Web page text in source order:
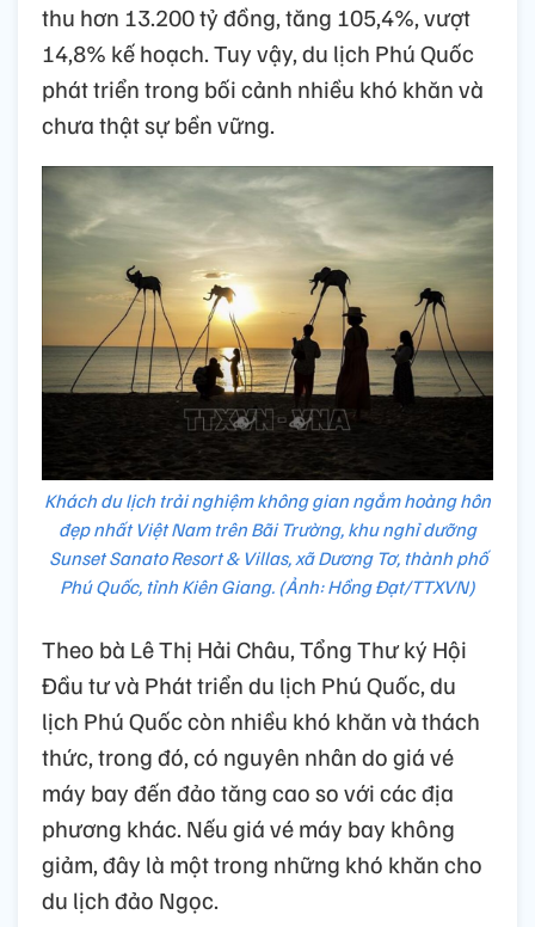
thu hơn 13.200 tỷ đồng, tăng 105,4%, vượt
14,8% kế hoạch. Tuy vậy, du lịch Phú Quốc
phát triển trong bối cảnh nhiều khó khăn và
chưa thật sự bền vững.
Khách du lịch trải nghiệm không gian ngắm hoàng hôn
đẹp nhất Việt Nam trên Bãi Trường, khu nghỉ dưỡng
Sunset Sanato Resort & Villas, xã Dương Tơ, thành phố
Phú Quốc, tỉnh Kiên Giang. (Ảnh: Hồng Đạt/TTXVN)
Theo bà Lê Thị Hải Châu, Tổng Thư ký Hội
Đầu tư và Phát triển du lịch Phú Quốc, du
lịch Phú Quốc còn nhiều khó khăn và thách
thức, trong đó, có nguyên nhân do giá vé
máy bay đến đảo tăng cao so với các địa
phương khác. Nếu giá vé máy bay không
giảm, đây là một trong những khó khăn cho
du lịch đảo Ngọc.